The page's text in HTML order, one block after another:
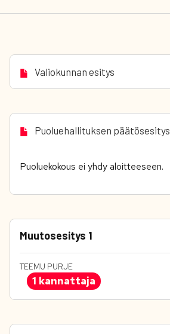
Valiokunnan esitys
Puoluehallituksen päätösesitys
Puoluekokous ei yhdy aloitteeseen.
Muutosesitys 1
TEEMU PURJE
1 kannattaja